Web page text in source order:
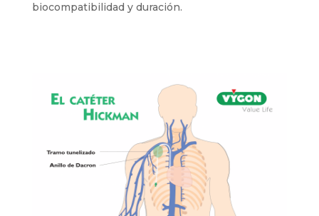
biocompatibilidad y duración.